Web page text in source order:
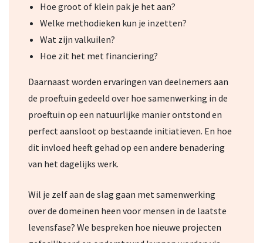
Hoe groot of klein pak je het aan?
Welke methodieken kun je inzetten?
Wat zijn valkuilen?
Hoe zit het met financiering?
Daarnaast worden ervaringen van deelnemers aan
de proeftuin gedeeld over hoe samenwerking in de
proeftuin op een natuurlijke manier ontstond en
perfect aansloot op bestaande initiatieven. En hoe
dit invloed heeft gehad op een andere benadering
van het dagelijks werk.
Wil je zelf aan de slag gaan met samenwerking
over de domeinen heen voor mensen in de laatste
levensfase? We bespreken hoe nieuwe projecten